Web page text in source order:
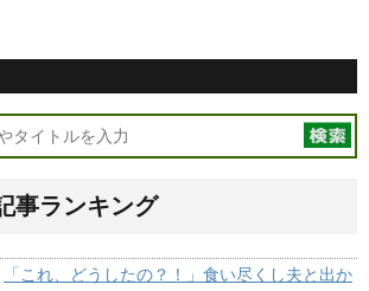
事ランキング
「これ、どうしたの？！」食い尽くし夫と出か